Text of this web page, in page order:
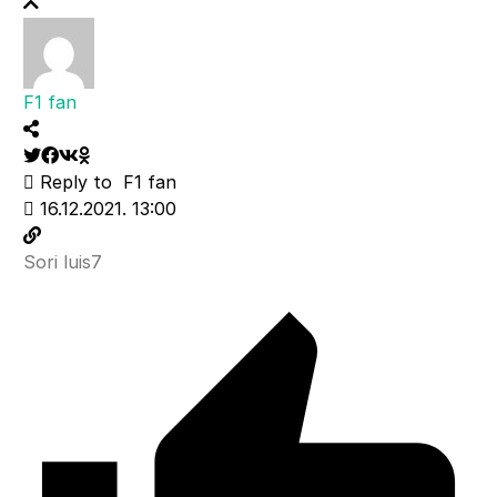
F1 fan
Reply to F1 fan
16.12.2021. 13:00
Sori luis7